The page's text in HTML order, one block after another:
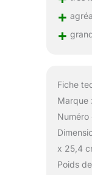
+
+
Fiche
Marque
Numéro
x 25,4
Poids